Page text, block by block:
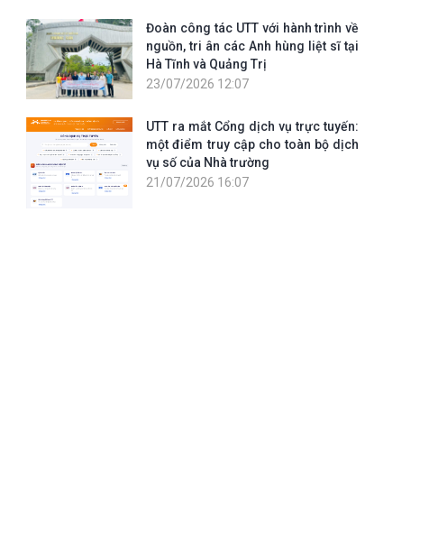
Đoàn công tác UTT với hành trình về
nguồn, tri ân các Anh hùng liệt sĩ tại
Hà Tĩnh và Quảng Trị
23/07/2026 12:07
UTT ra mắt Cổng dịch vụ trực tuyến:
một điểm truy cập cho toàn bộ dịch
vụ số của Nhà trường
21/07/2026 16:07